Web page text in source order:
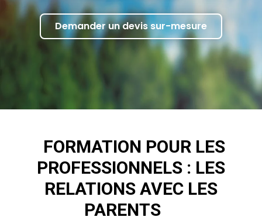
Demander un devis sur-mesure
FORMATION POUR LES
PROFESSIONNELS : LES
RELATIONS AVEC LES
PARENTS